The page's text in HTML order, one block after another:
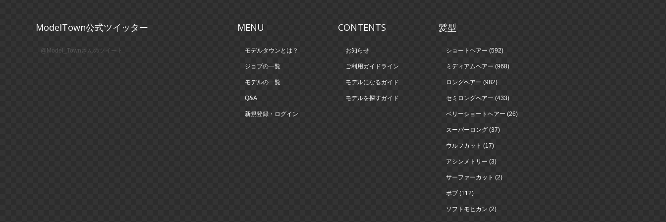
ModelTown公式ツイッター
@Model_Townさんのツイート
MENU
モデルタウンとは？
ジョブの一覧
モデルの一覧
Q&A
新規登録・ログイン
CONTENTS
お知らせ
ご利用ガイドライン
モデルになるガイド
モデルを探すガイド
髪型
ショートヘアー (592)
ミディアムヘアー (968)
ロングヘアー (982)
セミロングヘアー (433)
ベリーショートヘアー (26)
スーパーロング (37)
ウルフカット (17)
アシンメトリー (3)
サーファーカット (2)
ボブ (112)
ソフトモヒカン (2)